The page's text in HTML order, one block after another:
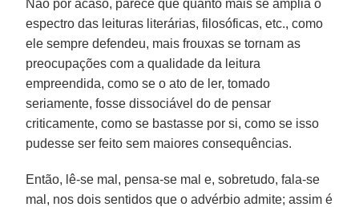
Não por acaso, parece que quanto mais se amplia o
espectro das leituras literárias, filosóficas, etc., como
ele sempre defendeu, mais frouxas se tornam as
preocupações com a qualidade da leitura
empreendida, como se o ato de ler, tomado
seriamente, fosse dissociável do de pensar
criticamente, como se bastasse por si, como se isso
pudesse ser feito sem maiores consequências.
Então, lê-se mal, pensa-se mal e, sobretudo, fala-se
mal, nos dois sentidos que o advérbio admite; assim é